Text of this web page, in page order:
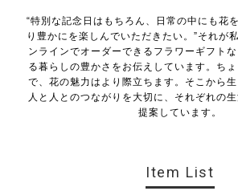
“特別な記念日はもちろん、日常の中にも花
り豊かにを楽しんでいただきたい。”それが
ンラインでオーダーできるフラワーギフト
る暮らしの豊かさをお伝えしています。ち
で、花の魅力はより際立ちます。そこから生
人と人とのつながりを大切に、それぞれの
提案しています。
Item List